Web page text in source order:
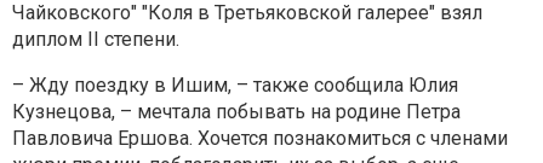
Чайковского" "Коля в Третьяковской галерее" взял
диплом II степени.
– Жду поездку в Ишим, – также сообщила Юлия
Кузнецова, – мечтала побывать на родине Петра
Павловича Ершова. Хочется познакомиться с членами